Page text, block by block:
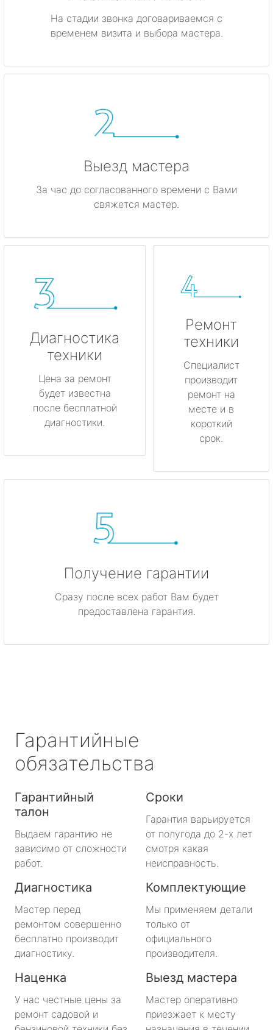
На стадии звонка договариваемся с
временем визита и выбора мастера.
Выезд мастера
За час до согласованного времени с Вами
свяжется мастер.
Диагностика
техники
Цена за ремонт
будет известна
после бесплатной
диагностики.
Ремонт
техники
Специалист
производит
ремонт на
месте и в
короткий
срок.
Получение гарантии
Сразу после всех работ Вам будет
предоставлена гарантия.
Гарантийные
обязательства
Гарантийный
талон
Выдаем гарантию не
зависимо от сложности
работ.
Сроки
Гарантия варьируется
от полугода до 2-х лет
смотря какая
неисправность.
Диагностика
Мастер перед
ремонтом совершенно
бесплатно производит
диагностику.
Комплектующие
Мы применяем детали
только от
официального
производителя.
Наценка
У нас честные цены за
ремонт садовой и
Выезд мастера
Мастер оперативно
приезжает к месту